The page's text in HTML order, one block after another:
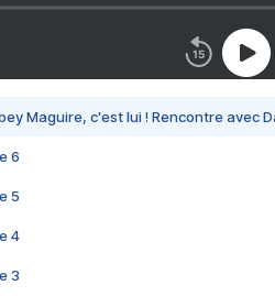
Maguire, c'est lui ! Rencontre avec
6
5
4
3